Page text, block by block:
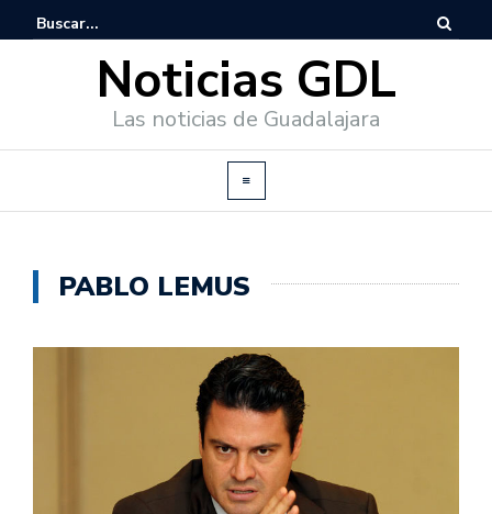
Noticias GDL
Las noticias de Guadalajara
PABLO LEMUS